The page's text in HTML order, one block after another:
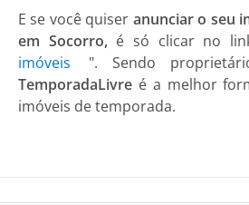
E se você quiser anunciar o seu
em Socorro,é só clicar no
imóveis
". Sendo
TemporadaLivre é a melhor
imóveis de temporada.